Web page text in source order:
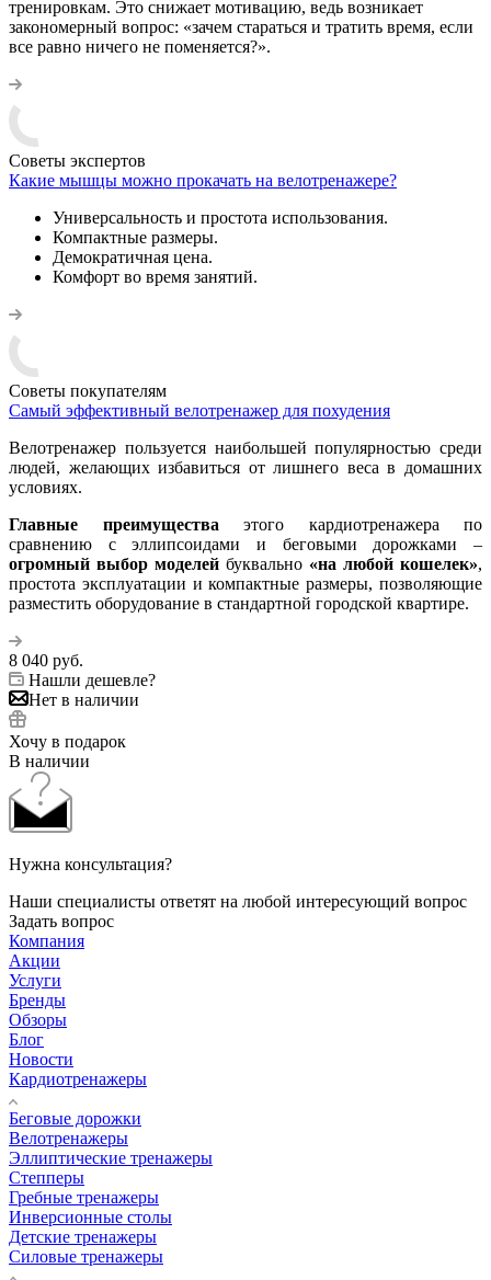
тренировкам. Это снижает мотивацию, ведь возникает
закономерный вопрос: «зачем стараться и тратить время, если
все равно ничего не поменяется?».
Советы экспертов
Какие мышцы можно прокачать на велотренажере?
Универсальность и простота использования.
Компактные размеры.
Демократичная цена.
Комфорт во время занятий.
Советы покупателям
Самый эффективный велотренажер для похудения
Велотренажер пользуется наибольшей популярностью среди
людей, желающих избавиться от лишнего веса в домашних
условиях.
Главные преимущества этого кардиотренажера по
сравнению с эллипсоидами и беговыми дорожками –
огромный выбор моделей буквально «на любой кошелек»,
простота эксплуатации и компактные размеры, позволяющие
разместить оборудование в стандартной городской квартире.
8 040 руб.
Нашли дешевле?
Нет в наличии
Хочу в подарок
В наличии
Нужна консультация?
Наши специалисты ответят на любой интересующий вопрос
Задать вопрос
Компания
Акции
Услуги
Бренды
Обзоры
Блог
Новости
Кардиотренажеры
Беговые дорожки
Велотренажеры
Эллиптические тренажеры
Степперы
Гребные тренажеры
Инверсионные столы
Детские тренажеры
Силовые тренажеры